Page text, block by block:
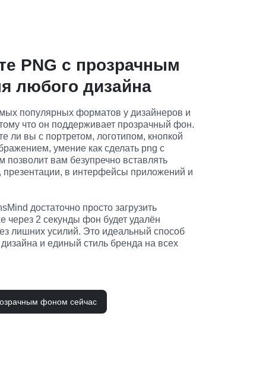
PNG с прозрачным
любого дизайна
популярных форматов у дизайнеров и
что он поддерживает прозрачный фон.
ли вы с портретом, логотипом, кнопкой
умение как сделать png с
вам безупречно вставлять
презентации, в интерфейсы приложений и
достаточно просто загрузить
через 2 секунды фон будет удалён
лишних усилий. Это идеальный способ
дизайна и единый стиль бренда на всех
фоном сейчас